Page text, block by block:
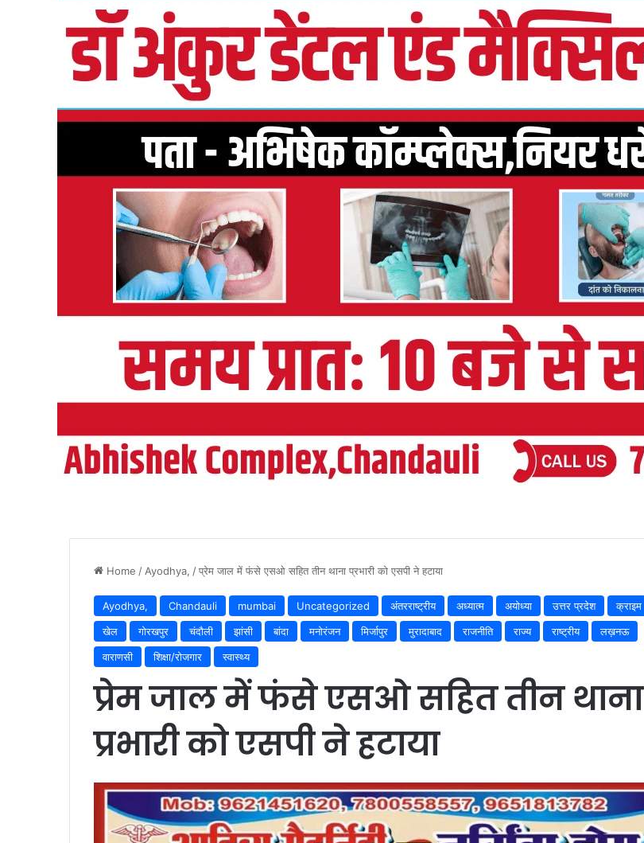
Home / Ayodhya, /प्रेम जाल में फंसे एसओ सहित तीन थाना प्रभारी को एसपी ने हटाया
Ayodhya, Chandauli mumbai Uncategorized अंतरराष्ट्रीय अध्यात्म अयोध्या उत्तर प्रदेश
क्राइम
खेल
गोरखपुर चंदौली झांसी बांदा मनोरंजन मिर्जापुर मुरादाबाद राजनीति राज्य राष्ट्रीय
लख़नऊ
वाराणसी
शिक्षा/रोजगार स्वास्थ्य
प्रेम जाल में फंसे एसओ सहित तीन थाना
प्रभारी को एसपी ने हटाया